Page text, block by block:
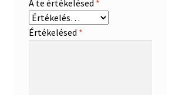
A te értékelésed *
Értékelésed *